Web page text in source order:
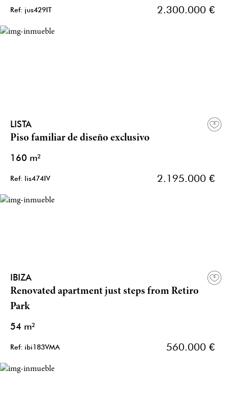
Ref: jus429IT 2.300.000 €
LISTA
Piso familiar de diseño exclusivo
160 m²
Ref: lis474IV 2.195.000 €
IBIZA
Renovated apartment just steps from Retiro
Park
54 m²
Ref: ibi183VMA 560.000 €